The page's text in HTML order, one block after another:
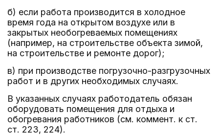
б) если работа производится в холодное
время года на открытом воздухе или в
закрытых необогреваемых помещениях
(например, на строительстве объекта зимой,
на строительстве и ремонте дорог);
в) при производстве погрузочно-разгрузочных
работ и в других необходимых случаях.
В указанных случаях работодатель обязан
оборудовать помещения для отдыха и
обогревания работников (см. коммент. к ст.
ст. 223, 224).